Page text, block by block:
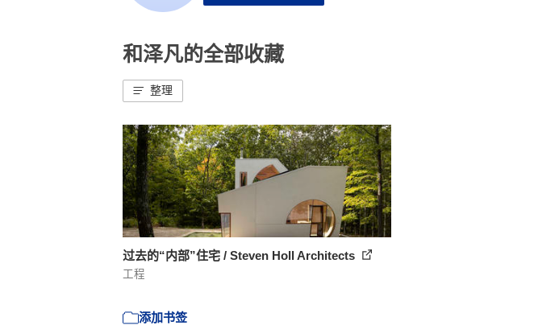
和泽凡的全部收藏
整理
过去的“内部”住宅 / Steven Holl Architects
工程
添加书签